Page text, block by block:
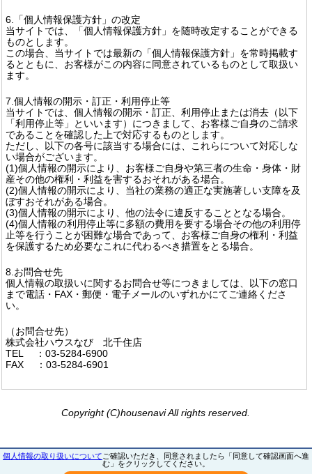
6.「個人情報保護方針」の改定
当サイトでは、「個人情報保護方針」を随時改定することができる
ものとします。
この場合、当サイトでは最新の「個人情報保護方針」を常時掲載す
るとともに、お客様がこの内容に同意されているものとして取扱い
ます。
7.個人情報の開示・訂正・利用停止等
当サイトでは、個人情報の開示・訂正、利用停止または消去（以下
「利用停止等」といいます）につきまして、お客様ご自身のご請求
であることを確認した上で対応するものとします。
ただし、以下の各号に該当する場合には、これらについて対応しな
い場合がございます。
(1)個人情報の開示により、お客様ご自身や第三者の生命・身体・財
産その他の権利・利益を害するおそれがある場合。
(2)個人情報の開示により、当社の業務の適正な実施著しい支障を及
ぼすおそれがある場合。
(3)個人情報の開示により、他の法令に違反することとなる場合。
(4)個人情報の利用停止等に多額の費用を要する場合その他の利用停
止等を行うことが困難な場合であって、お客様ご自身の権利・利益
を保護するため必要なこれに代わるべき措置をとる場合。
8.お問合せ先
個人情報の取扱いに関するお問合せ等につきましては、以下の窓口
まで電話・FAX・郵便・電子メールのいずれかにてご連絡くださ
い。
（お問合せ先）
株式会社ハウスなび 北千住店
TEL ：03-5284-6900
FAX ：03-5284-6901
Copyright (C)housenavi All rights reserved.
個人情報の取り扱いについて ご確認いただき、同意されましたら「同意して確認画面へ進
む」をクリックしてください。